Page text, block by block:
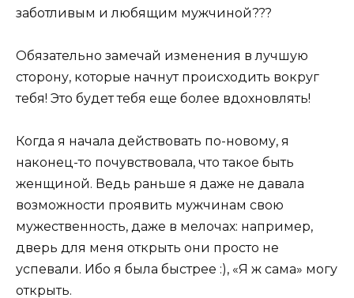
заботливым и любящим мужчиной???
Обязательно замечай изменения в лучшую
сторону, которые начнут происходить вокруг
тебя! Это будет тебя еще более вдохновлять!
Когда я начала действовать по-новому, я
наконец-то почувствовала, что такое быть
женщиной. Ведь раньше я даже не давала
возможности проявить мужчинам свою
мужественность, даже в мелочах: например,
дверь для меня открыть они просто не
успевали. Ибо я была быстрее :), «Я ж сама» могу
открыть.